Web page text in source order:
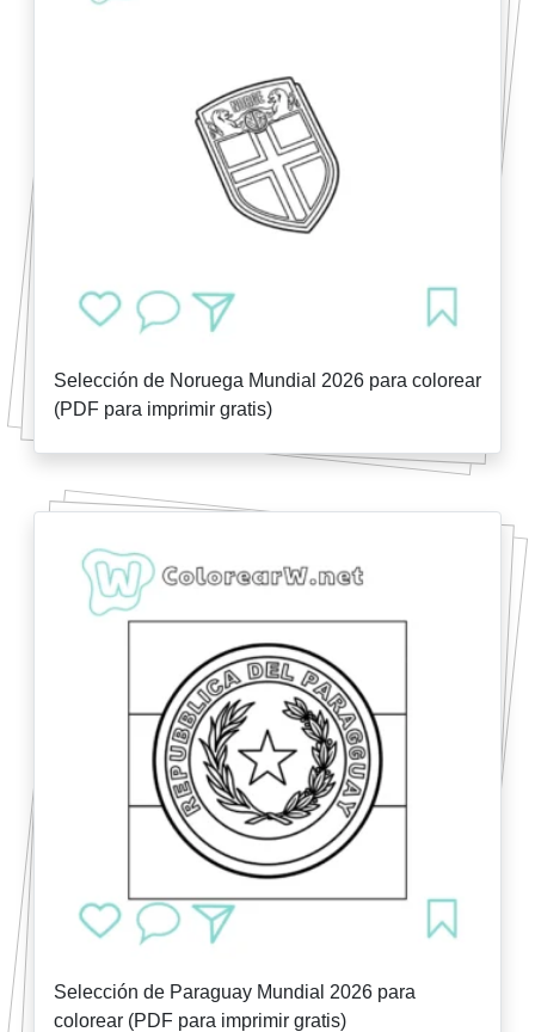
Selección de Noruega Mundial 2026 para colorear
(PDF para imprimir gratis)
Selección de Paraguay Mundial 2026 para
colorear (PDF para imprimir gratis)